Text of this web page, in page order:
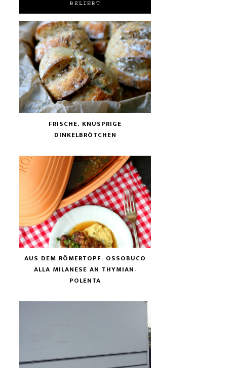
BELIEBT
FRISCHE, KNUSPRIGE
DINKELBRÖTCHEN
AUS DEM RÖMERTOPF: OSSOBUCO
ALLA MILANESE AN THYMIAN-
POLENTA